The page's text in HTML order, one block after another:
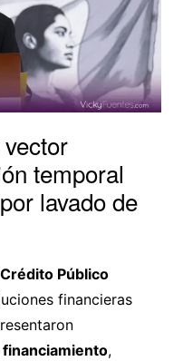
temporal
lavado de
Público
financieras
,